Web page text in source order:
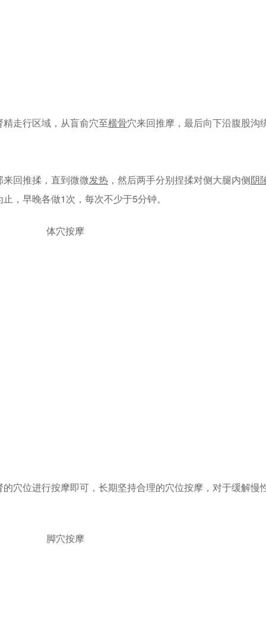
走行区域，从盲俞穴至横骨穴来回推摩，最后向下沿腹股沟
回推揉，直到微微发热 ，然后两手分别捏揉对侧大腿内侧阴
，早晚各做1次，每次不少于5分钟。
穴位进行按摩即可，长期坚持合理的穴位按摩，对于缓解慢